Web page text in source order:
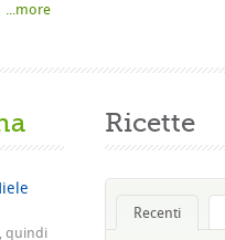
...more
quindi
Ricette
Recenti